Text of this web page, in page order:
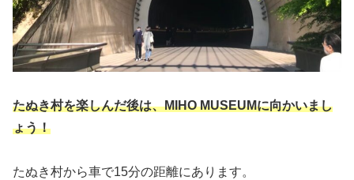
たぬき村を楽しんだ後は、MIHO MUSEUMに向かいまし
ょう！
たぬき村から車で15分の距離にあります。